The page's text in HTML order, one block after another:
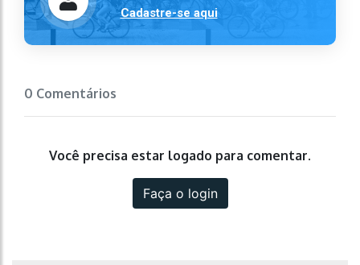
Cadastre-se aqui
0 Comentários
Você precisa estar logado para comentar.
Faça o login